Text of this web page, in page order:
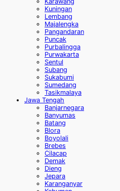
Kuningan
Lembang
Majalengka
Pangandaran
Puncak
Purbalingga
Purwakarta
Sentul
Subang
Sukabumi
Sumedang
Tasikmalaya
Jawa Tengah
Banjarnegara
Banyumas
Batang
Blora
Boyolali
Brebes
Cilacap
Demak
Dieng
Jepara
Karanganyar